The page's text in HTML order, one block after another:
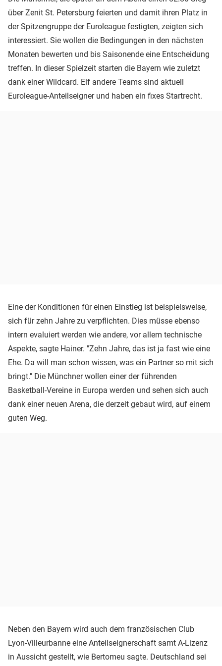
über Zenit St. Petersburg feierten und damit ihren Platz in
der Spitzengruppe der Euroleague festigten, zeigten sich
interessiert. Sie wollen die Bedingungen in den nächsten
Monaten bewerten und bis Saisonende eine Entscheidung
treffen. In dieser Spielzeit starten die Bayern wie zuletzt
dank einer Wildcard. Elf andere Teams sind aktuell
Euroleague-Anteilseigner und haben ein fixes Startrecht.
Eine der Konditionen für einen Einstieg ist beispielsweise,
sich für zehn Jahre zu verpflichten. Dies müsse ebenso
intern evaluiert werden wie andere, vor allem technische
Aspekte, sagte Hainer. "Zehn Jahre, das ist ja fast wie eine
Ehe. Da will man schon wissen, was ein Partner so mit sich
bringt." Die Münchner wollen einer der führenden
Basketball-Vereine in Europa werden und sehen sich auch
dank einer neuen Arena, die derzeit gebaut wird, auf einem
guten Weg.
Neben den Bayern wird auch dem französischen Club
Lyon-Villeurbanne eine Anteilseignerschaft samt A-Lizenz
in Aussicht gestellt, wie Bertomeu sagte. Deutschland sei